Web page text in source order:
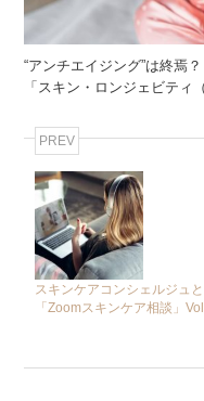
“アンチエイジング”は終焉
「スキン・ロンジェビティ
PREV
スキンケアコンシェルジュと
「Zoomスキンケア相談」